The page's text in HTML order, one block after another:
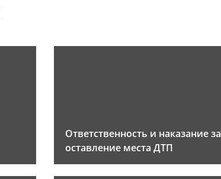
Ответственность и наказание за
оставление места ДТП